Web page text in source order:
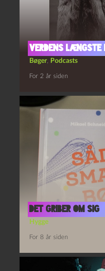
verdens længste
Bøger, Podcasts
For 2 år siden
Det griber om sig
Hygge
For 8 år siden